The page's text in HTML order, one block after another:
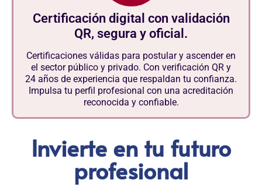
Certificación digital con validación
QR, segura y oficial.
Certificaciones válidas para postular y ascender en
el sector público y privado. Con verificación QR y
24 años de experiencia que respaldan tu confianza.
Impulsa tu perfil profesional con una acreditación
reconocida y confiable.
Invierte en tu futuro
profesional